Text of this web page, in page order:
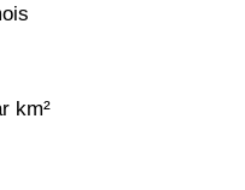
km²